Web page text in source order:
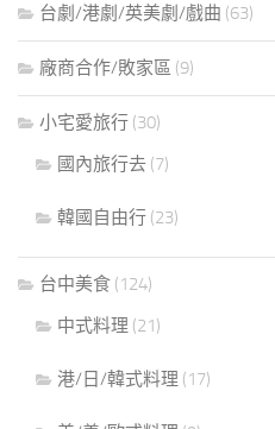
台劇/港劇/英美劇/戲曲 (63)
廠商合作/敗家區 (9)
小宅愛旅行 (30)
國內旅行去 (7)
韓國自由行 (23)
台中美食 (124)
中式料理 (21)
港/日/韓式料理 (17)